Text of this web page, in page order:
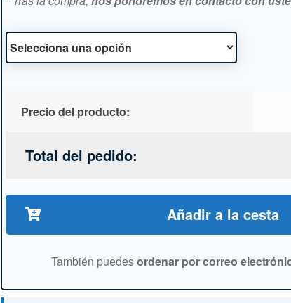
Precio del producto:
Total del pedido:
Añadir a la cesta
También puedesordenar por correo